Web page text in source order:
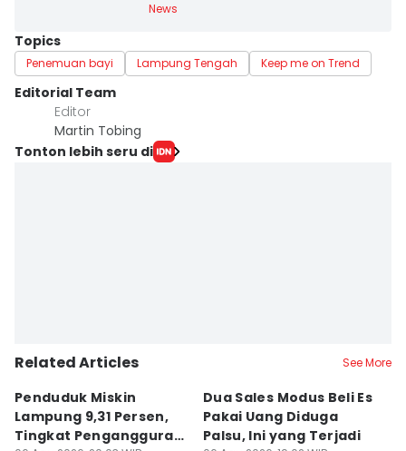
News
Topics
Penemuan bayi Lampung Tengah Keep me on Trend
Editorial Team
Editor
Martin Tobing
Tonton lebih seru di
Related Articles See More
Penduduk Miskin
Lampung 9,31 Persen,
Tingkat Pengangguran
Dua Sales Modus Beli Es
Pakai Uang Diduga
Palsu, Ini yang Terjadi